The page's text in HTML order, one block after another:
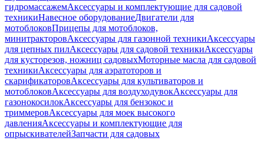
гидромассажемАксессуары и комплектующие для садовой
техникиНавесное оборудованиеДвигатели для
мотоблоковПрицепы для мотоблоков,
минитракторовАксессуары для газонной техникиАксессуары
для цепных пилАксессуары для садовой техникиАксессуары
для кусторезов, ножниц садовыхМоторные масла для садовой
техникиАксессуары для аэратоторов и
скарификаторовАксессуары для культиваторов и
мотоблоковАксессуары для воздуходувокАксессуары для
газонокосилокАксессуары для бензокос и
триммеровАксессуары для моек высокого
давленияАксессуары и комплектующие для
опрыскивателейЗапчасти для садовых